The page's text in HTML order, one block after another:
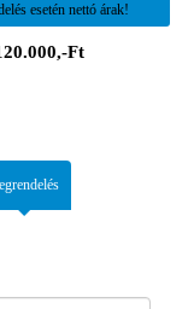
esetén nettó árak!
Ft